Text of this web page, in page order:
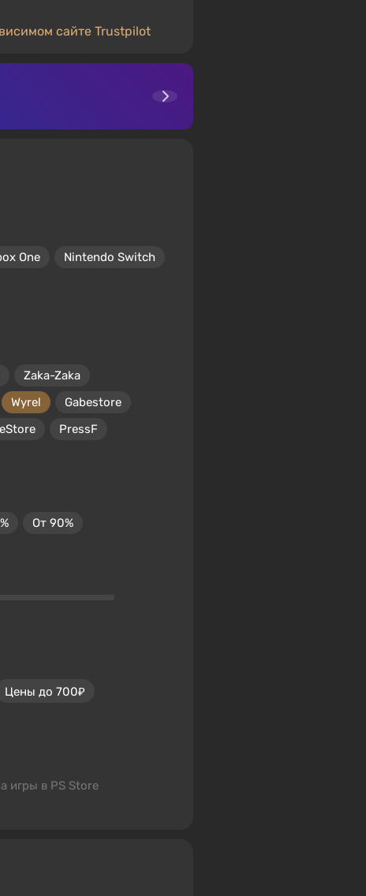
сайте Trustpilot
One
Nintendo Switch
Zaka-Zaka
Wyrel
Gabestore
PressF
От 90%
Цены до 700₽
игры в PS Store